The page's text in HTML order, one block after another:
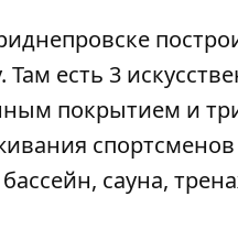
Там есть 3
покрытием и
сауна,